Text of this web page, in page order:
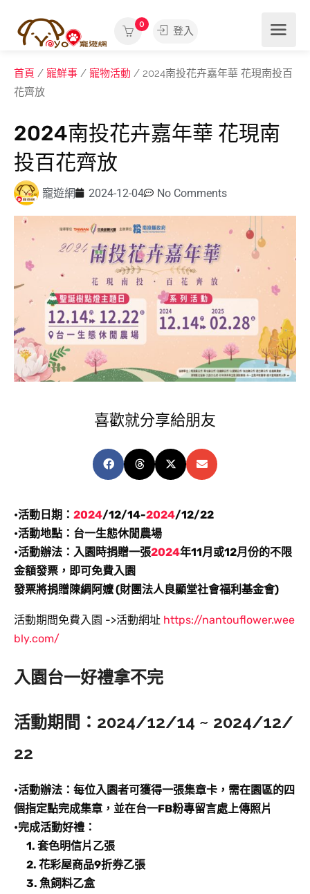
0
登入
首頁 / 寵鮮事 / 寵物活動 / 2024南投花卉嘉年華 花現南投百
花齊放
2024南投花卉嘉年華 花現南
投百花齊放
寵遊網 2024-12-04 No Comments
喜歡就分享給朋友
•活動日期： 2024/12/14-2024/12/22
•活動地點：台一生態休閒農場
•活動辦法：入園時捐贈一張2024年11月或12月份的不限
金額發票，即可免費入園
發票將捐贈陳綢阿嬤 (財團法人良顯堂社會福利基金會)
活動期間免費入園 ->活動網址 https://nantouflower.wee
bly.com/
​入園台一好禮拿不完
活動期間：2024/12/14 ~ 2024/12/
22
•活動辦法：每位入園者可獲得一張集章卡，需在園區的四
個指定點完成集章，並在台一FB粉專留言處上傳照片
•完成活動好禮：
1. 套色明信片乙張
2. 花彩屋商品9折券乙張
3. 魚飼料乙盒